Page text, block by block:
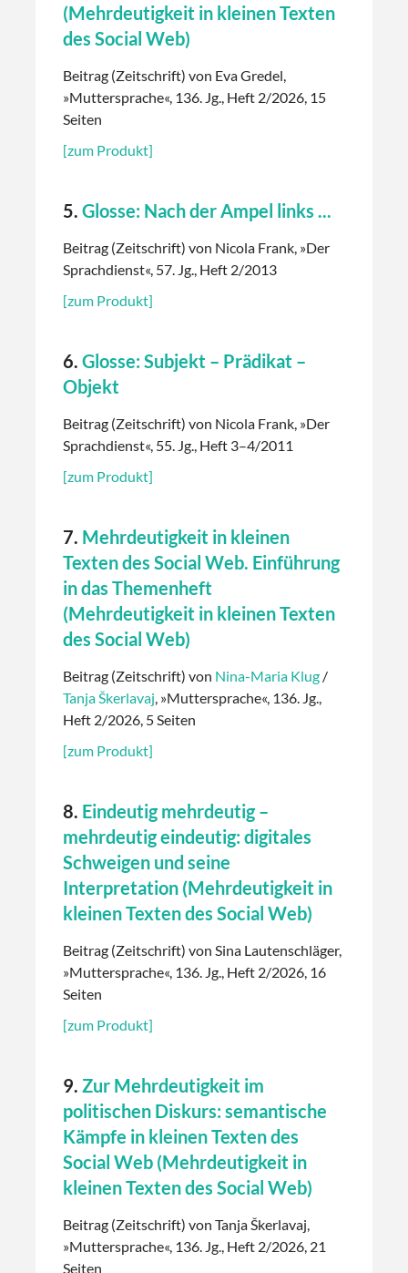
(Mehrdeutigkeit in kleinen Texten
des Social Web)
Beitrag (Zeitschrift) von Eva Gredel,
»Muttersprache«, 136. Jg., Heft 2/2026, 15
Seiten
[zum Produkt]
5. Glosse: Nach der Ampel links ...
Beitrag (Zeitschrift) von Nicola Frank, »Der
Sprachdienst«, 57. Jg., Heft 2/2013
[zum Produkt]
6. Glosse: Subjekt – Prädikat –
Objekt
Beitrag (Zeitschrift) von Nicola Frank, »Der
Sprachdienst«, 55. Jg., Heft 3–4/2011
[zum Produkt]
7. Mehrdeutigkeit in kleinen
Texten des Social Web. Einführung
in das Themenheft
(Mehrdeutigkeit in kleinen Texten
des Social Web)
Beitrag (Zeitschrift) von Nina-Maria Klug /
Tanja Škerlavaj , »Muttersprache«, 136. Jg.,
Heft 2/2026, 5 Seiten
[zum Produkt]
8. Eindeutig mehrdeutig –
mehrdeutig eindeutig: digitales
Schweigen und seine
Interpretation (Mehrdeutigkeit in
kleinen Texten des Social Web)
Beitrag (Zeitschrift) von Sina Lautenschläger,
»Muttersprache«, 136. Jg., Heft 2/2026, 16
Seiten
[zum Produkt]
9. Zur Mehrdeutigkeit im
politischen Diskurs: semantische
Kämpfe in kleinen Texten des
Social Web (Mehrdeutigkeit in
kleinen Texten des Social Web)
Beitrag (Zeitschrift) von Tanja Škerlavaj,
»Muttersprache«, 136. Jg., Heft 2/2026, 21
Seiten